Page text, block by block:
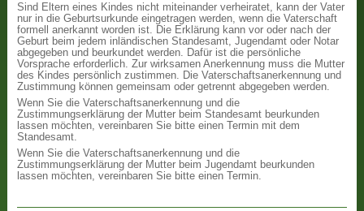
Sind Eltern eines Kindes nicht miteinander verheiratet, kann der Vater
nur in die Geburtsurkunde eingetragen werden, wenn die Vaterschaft
formell anerkannt worden ist. Die Erklärung kann vor oder nach der
Geburt beim jedem inländischen Standesamt, Jugendamt oder Notar
abgegeben und beurkundet werden. Dafür ist die persönliche
Vorsprache erforderlich. Zur wirksamen Anerkennung muss die Mutter
des Kindes persönlich zustimmen. Die Vaterschaftsanerkennung und
Zustimmung können gemeinsam oder getrennt abgegeben werden.
Wenn Sie die Vaterschaftsanerkennung und die
Zustimmungserklärung der Mutter beim Standesamt beurkunden
lassen möchten, vereinbaren Sie bitte einen Termin mit dem
Standesamt.
Wenn Sie die Vaterschaftsanerkennung und die
Zustimmungserklärung der Mutter beim Jugendamt beurkunden
lassen möchten, vereinbaren Sie bitte einen Termin.